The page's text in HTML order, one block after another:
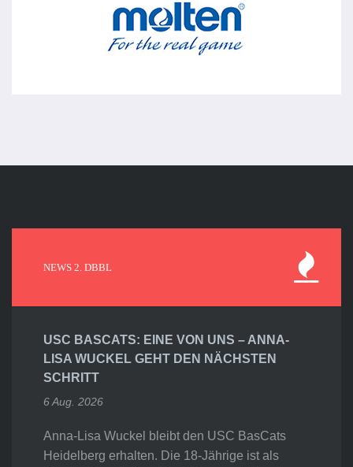
NEWS 2. DBBL
USC BASCATS: EINE VON UNS – ANNA-
LISA WUCKEL GEHT DEN NÄCHSTEN
SCHRITT
6 Aug. 2026
Anna-Lisa Wuckel bleibt den USC BasCats
Heidelberg erhalten. Die 18-Jährige ist als